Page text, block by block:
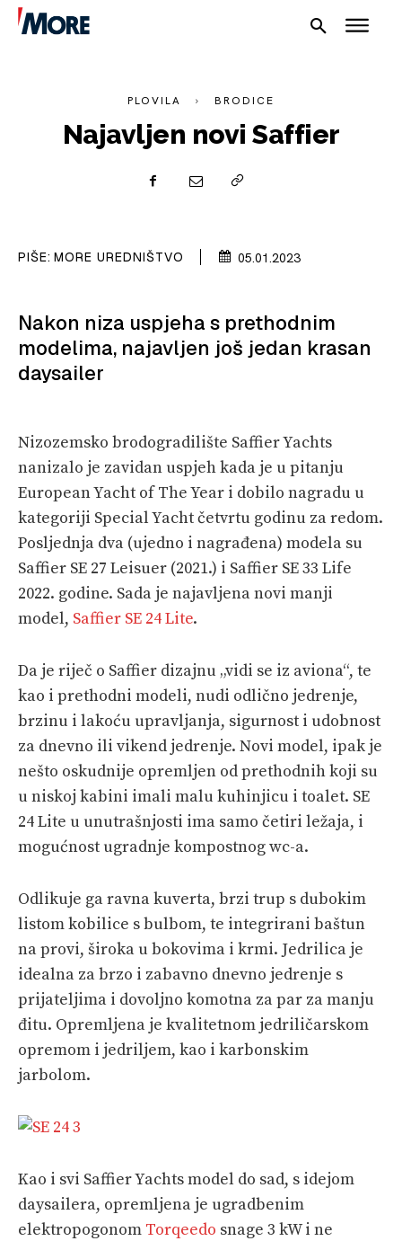
PLOVIDBA
SPIZA
PRETPLATA
SHOP
PLOVILA BRODICE
Najavljen novi Saffier
PIŠE: MORE UREDNIŠTVO 05.01.2023
Nakon niza uspjeha s prethodnim
modelima, najavljen još jedan krasan
daysailer
Nizozemsko brodogradilište Saffier Yachts
nanizalo je zavidan uspjeh kada je u pitanju
European Yacht of The Year i dobilo nagradu u
kategoriji Special Yacht četvrtu godinu za redom.
Posljednja dva (ujedno i nagrađena) modela su
Saffier SE 27 Leisuer (2021.) i Saffier SE 33 Life
2022. godine. Sada je najavljena novi manji
model, Saffier SE 24 Lite.
Da je riječ o Saffier dizajnu „vidi se iz aviona“, te
kao i prethodni modeli, nudi odlično jedrenje,
brzinu i lakoću upravljanja, sigurnost i udobnost
za dnevno ili vikend jedrenje. Novi model, ipak je
nešto oskudnije opremljen od prethodnih koji su
u niskoj kabini imali malu kuhinjicu i toalet. SE
24 Lite u unutrašnjosti ima samo četiri ležaja, i
mogućnost ugradnje kompostnog wc-a.
Odlikuje ga ravna kuverta, brzi trup s dubokim
listom kobilice s bulbom, te integrirani baštun
na provi, široka u bokovima i krmi. Jedrilica je
idealna za brzo i zabavno dnevno jedrenje s
prijateljima i dovoljno komotna za par za manju
đitu. Opremljena je kvalitetnom jedriličarskom
opremom i jedriljem, kao i karbonskim
jarbolom.
Kao i svi Saffier Yachts model do sad, s idejom
daysailera, opremljena je ugradbenim
elektropogonom Torqeedo snage 3 kW i ne